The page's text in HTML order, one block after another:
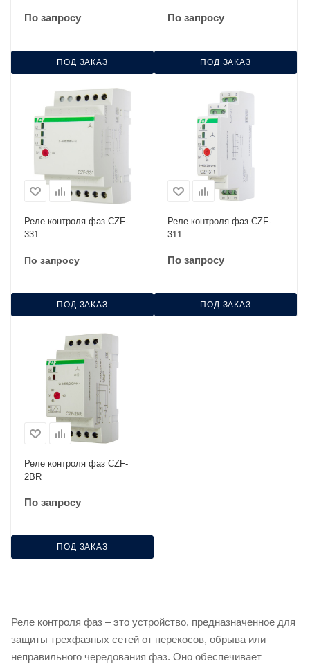
По запросу
ПОД ЗАКАЗ
По запросу
ПОД ЗАКАЗ
Реле контроля фаз CZF-
331
По запросу
ПОД ЗАКАЗ
Реле контроля фаз CZF-
311
По запросу
ПОД ЗАКАЗ
Реле контроля фаз CZF-
2ВR
По запросу
ПОД ЗАКАЗ
Реле контроля фаз – это устройство, предназначенное для
защиты трехфазных сетей от перекосов, обрыва или
неправильного чередования фаз. Оно обеспечивает